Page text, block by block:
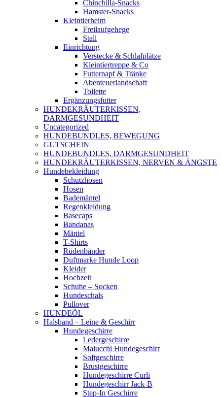
Chinchilla-Snacks
Hamster-Snacks
Kleintierheim
Freilaufgehege
Stall
Einrichtung
Verstecke & Schlafplätze
Kleintiertreppe & Co
Futternapf & Tränke
Abenteuerlandschaft
Toilette
Ergänzungsfutter
HUNDEKRÄUTERKISSEN,
DARMGESUNDHEIT
Uncategorized
HUNDEBUNDLES, BEWEGUNG
GUTSCHEIN
HUNDEBUNDLES, DARMGESUNDHEIT
HUNDEKRÄUTERKISSEN, NERVEN & ÄNGSTE
Hundebekleidung
Schutzhosen
Hosen
Bademäntel
Regenkleidung
Basecaps
Bandanas
Mäntel
T-Shirts
Rüdenbänder
Duftmarke Hunde Loop
Kleider
Hochzeit
Schuhe – Socken
Hundeschals
Pullover
HUNDEÖL
Halsband – Leine & Geschirr
Hundegeschirre
Ledergeschirre
Malucchi Hundegeschirr
Softgeschirre
Brustgeschirre
Hundegeschirre Curli
Hundegeschirr Jack-B
Step-In Geschirre